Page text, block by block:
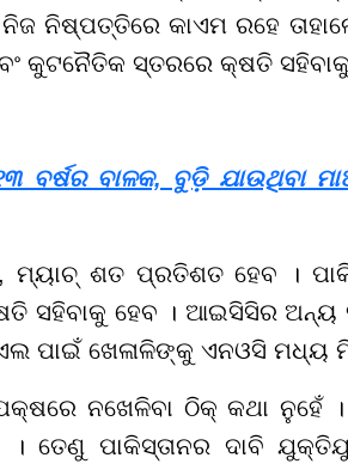
ନିଷ୍ପତ୍ତିରେ କାଏମ ରହେ
କୁଟନୈତିକ ସ୍ତରରେ କ୍ଷତି ସହିବାକୁ
ବର୍ଷର ବାଳକ, ବୁଡ଼ି ଯାଉଥିବା
ଶତ ପ୍ରତିଶତ ହେବ ।
ସହିବାକୁ ହେବ । ଆଇସିସିର
ପାଇଁ ଖେଳାଳିଙ୍କୁ ଏନଓସି ମଧ୍ୟ
ନଖେଳିବା ଠିକ୍ କଥା ନୁହେଁ ।
ତେଣୁ ପାକିସ୍ତାନର ଦାବି